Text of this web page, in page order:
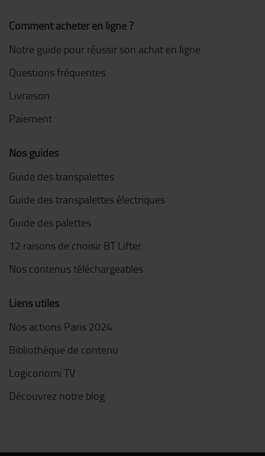
Comment acheter en ligne ?
Notre guide pour réussir son achat en ligne
Questions fréquentes
Livraison
Paiement
Nos guides
Guide des transpalettes
Guide des transpalettes électriques
Guide des palettes
12 raisons de choisir BT Lifter
Nos contenus téléchargeables
Liens utiles
Nos actions Paris 2024
Bibliothèque de contenu
Logiconomi TV
Découvrez notre blog